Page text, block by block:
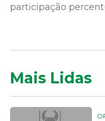
participação
Mais Lidas